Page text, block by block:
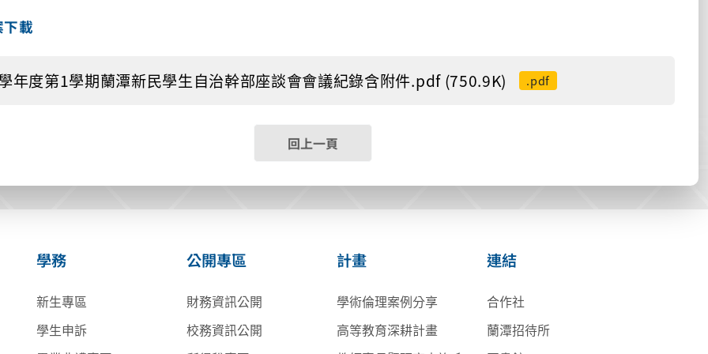
載
年度第1學期蘭潭新民學生自治幹部座談會會議紀錄含附件.pdf (750.9K) .pdf
回上一頁
學務
新生專區
學生申訴
公開專區
財務資訊公開
校務資訊公開
計畫
學術倫理案例分享
高等教育深耕計畫
連結
合作社
蘭潭招待所